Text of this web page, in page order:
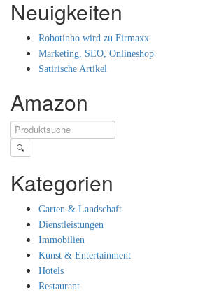
Neuigkeiten
Robotinho wird zu Firmaxx
Marketing, SEO, Onlineshop
Satirische Artikel
Amazon
🔍
Kategorien
Garten & Landschaft
Dienstleistungen
Immobilien
Kunst & Entertainment
Hotels
Restaurant